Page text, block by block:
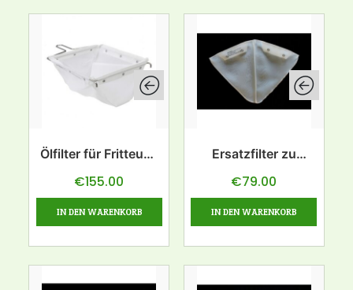
Ölfilter für Fritteuse
57L
€155.00
IN DEN WARENKORB
Ersatzfilter zu
Ölfilter 15L
€79.00
IN DEN WARENKORB